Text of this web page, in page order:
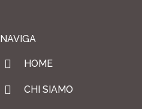
NAVIGA
HOME
CHI SIAMO